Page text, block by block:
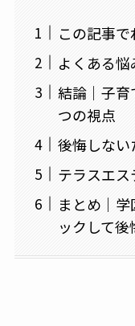
この記事
よくある
結論｜子育
つの視点
後悔しない
テラスエ
まとめ｜
ックして